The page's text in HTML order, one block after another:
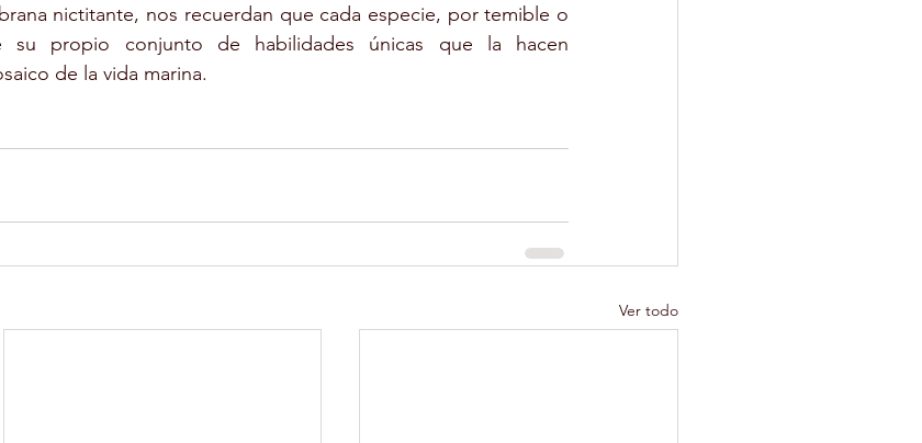
nictitante, nos recuerdan que cada especie, por temible o
su propio conjunto de habilidades únicas que la hacen
de la vida marina.
Ver todo